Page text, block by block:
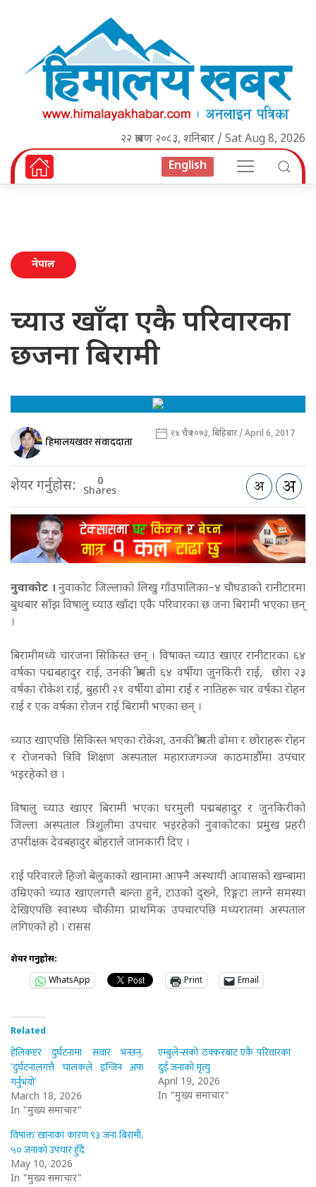
२२ श्रावण २०८३, शनिबार / Sat Aug 8, 2026
English
नेपाल
च्याउ खाँदा एकै परिवारका
छजना बिरामी
हिमालयखवर संवाददाता २४ चैत्र २०७३, बिहिबार / April 6, 2017
शेयर गर्नुहोस: 0
Shares
नुवाकोट । नुवाकोट जिल्लाको लिखु गाँउपालिका–४ चौघडाको रानीटारमा
बुधबार साँझ विषालु च्याउ खाँदा एकै परिवारका छ जना बिरामी भएका छन्
।
बिरामीमध्ये चारजना सिकिस्त छन् । विषाक्त च्याउ खाएर रानीटारका ६४
वर्षका पद्मबहादुर राई, उनकी श्रीमती ६४ वर्षीया जुनकिरी राई, छोरा २३
वर्षका रोकेश राई, बुहारी २१ वर्षीया ढोमा राई र नातिहरू चार वर्षका रोहन
राई र एक वर्षका रोजन राई बिरामी भएका छन् ।
च्याउ खाएपछि सिकिस्त भएका रोकेश, उनकी श्रीमती ढोमा र छोराहरू रोहन
र रोजनको त्रिवि शिक्षण अस्पताल महाराजगञ्ज काठमाडौँमा उपचार
भइरहेको छ ।
विषालु च्याउ खाएर बिरामी भएका घरमुली पद्मबहादुर र जुनकिरीको
जिल्ला अस्पताल त्रिशुलीमा उपचार भइरहेको नुवाकोटका प्रमुख प्रहरी
उपरीक्षक देवबहादुर बोहराले जानकारी दिए ।
राई परिवारले हिजो बेलुकाको खानामा आफ्नै अस्थायी आवासको खम्बामा
उम्रिएको च्याउ खाएलगत्तै बान्ता हुने, टाउको दुख्ने, रिङ्गटा लाग्ने समस्या
देखिएपछि स्वास्थ्य चौकीमा प्राथमिक उपचारपछि मध्यरातमा अस्पताल
लगिएको हो । रासस
शेयर गर्नुहोस:
WhatsApp
Print Email
Related
हेलिकप्टर दुर्घटनामा सवार भन्छन्,
‘दुर्घटनालगत्तै चालकले इन्जिन अफ
गर्नुभयो’
March 18, 2026
In "मुख्य समाचार"
एम्बुलेन्सको ठक्करबाट एकै परिवारका
दुई जनाको मृत्यु
April 19, 2026
In "मुख्य समाचार"
विषाक्त खानाका कारण ९३ जना बिरामी,
५० जनाको उपचार हुँदै
May 10, 2026
In "मुख्य समाचार"